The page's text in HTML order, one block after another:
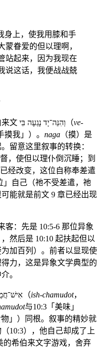
身上，使我用膝和手
蒙眷爱的但以理啊，
站起来，因为我现在
说这话，我便战战兢
「忽然有一手按在我身上」，希伯来文 וְהִנֵּה־יָד נָגְעָה בִּי（ve-
摸我」）。 naga （摸）是
留意这里叙事的转换：
，使但以理仆倒沉睡；到
经改变，这位自称奉差遣
」自己（祂不受差遣，祂
能就是前文 9 章已经出现
客：先是 10:5-6 那位异象
然后是 10:10 起扶起但以
加百列）。前者以显现使
力，这是异象文学典型的
。
「大蒙眷爱的人」，希伯来文 אִישׁ־חֲמֻדוֹת（ish-chamudot，
与10:3「美味」
物」）同根。叙事的精妙就
10:3），他自己却成了上
的希伯来文字游戏，舍弃